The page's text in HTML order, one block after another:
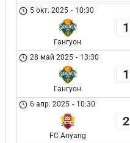
5 окт. 2025 - 10:30
Гангуон
1
28 май 2025 - 13:30
Гангуон
1
6 апр. 2025 - 10:30
FC Anyang
2